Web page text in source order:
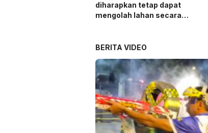
diharapkan tetap dapat
mengolah lahan secara
BERITA VIDEO